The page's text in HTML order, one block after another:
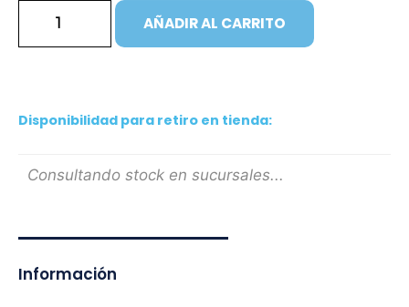
AÑADIR AL CARRITO
Disponibilidad para retiro en tienda:
Consultando stock en sucursales...
Información